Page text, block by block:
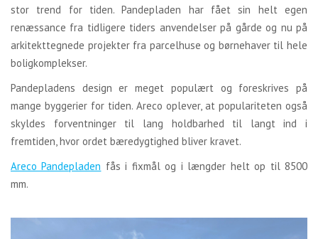
stor trend for tiden. Pandepladen har fået sin helt egen
renæssance fra tidligere tiders anvendelser på gårde og nu på
arkitekttegnede projekter fra parcelhuse og børnehaver til hele
boligkomplekser.
Pandepladens design er meget populært og foreskrives på
mange byggerier for tiden. Areco oplever, at populariteten også
skyldes forventninger til lang holdbarhed til langt ind i
fremtiden, hvor ordet bæredygtighed bliver kravet.
Areco Pandepladen fås i fixmål og i længder helt op til 8500
mm.